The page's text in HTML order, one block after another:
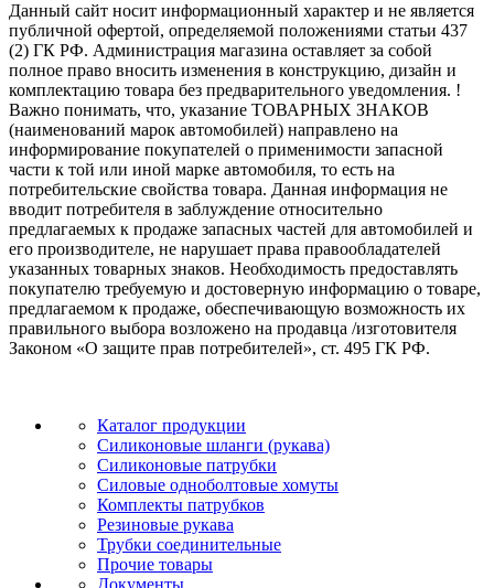
Данный сайт носит информационный характер и не является
публичной офертой, определяемой положениями статьи 437
(2) ГК РФ. Администрация магазина оставляет за собой
полное право вносить изменения в конструкцию, дизайн и
комплектацию товара без предварительного уведомления. !
Важно понимать, что, указание ТОВАРНЫХ ЗНАКОВ
(наименований марок автомобилей) направлено на
информирование покупателей о применимости запасной
части к той или иной марке автомобиля, то есть на
потребительские свойства товара. Данная информация не
вводит потребителя в заблуждение относительно
предлагаемых к продаже запасных частей для автомобилей и
его производителе, не нарушает права правообладателей
указанных товарных знаков. Необходимость предоставлять
покупателю требуемую и достоверную информацию о товаре,
предлагаемом к продаже, обеспечивающую возможность их
правильного выбора возложено на продавца /изготовителя
Законом «О защите прав потребителей», ст. 495 ГК РФ.
Каталог продукции
Силиконовые шланги (рукава)
Силиконовые патрубки
Силовые одноболтовые хомуты
Комплекты патрубков
Резиновые рукава
Трубки соединительные
Прочие товары